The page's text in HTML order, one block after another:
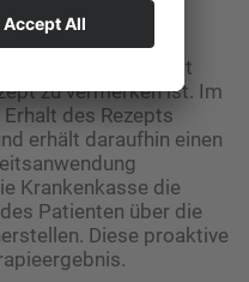
die zusammen mit
zu vermerken ist. Im
des Rezepts
erhält daraufhin einen
Krankenkasse die
Patienten über die
Diese proaktive